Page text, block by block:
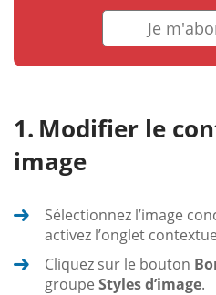
Je
Modifier le
image
Sélectionnez l’image
activez l’onglet
Cliquez sur le bouton
groupe Styles d’image.